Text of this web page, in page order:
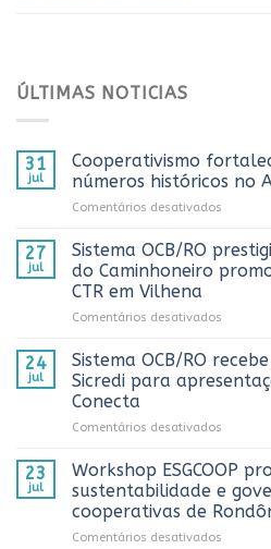
ÚLTIMAS NOTICIAS
31
jul
Cooperativismo
números históricos no
Comentários desativados
fortalece
Rondônia
e
no
2026
27
jul
Sistema OCB/RO
do Caminhoneiro
CTR em Vilhena
Comentários desativados
OCB/RO
prestigia
pela
24
jul
Sistema OCB/RO
Sicredi para
Conecta
Comentários desativados
OCB/RO
recebe
do
23
jul
Workshop ESGCOOP
sustentabilidade e
cooperativas de
Comentários desativados